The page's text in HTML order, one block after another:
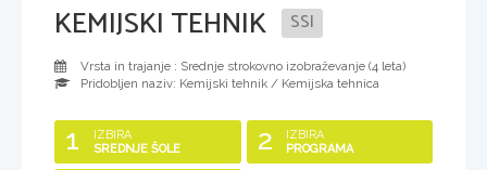
KEMIJSKI TEHNIK SSI
Vrsta in trajanje : Srednje strokovno izobraževanje (4 leta)
Pridobljen naziv: Kemijski tehnik / Kemijska tehnica
1
IZBIRA
SREDNJE ŠOLE
2
IZBIRA
PROGRAMA